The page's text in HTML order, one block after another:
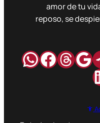
amor de tu
reposo, se
Hilos